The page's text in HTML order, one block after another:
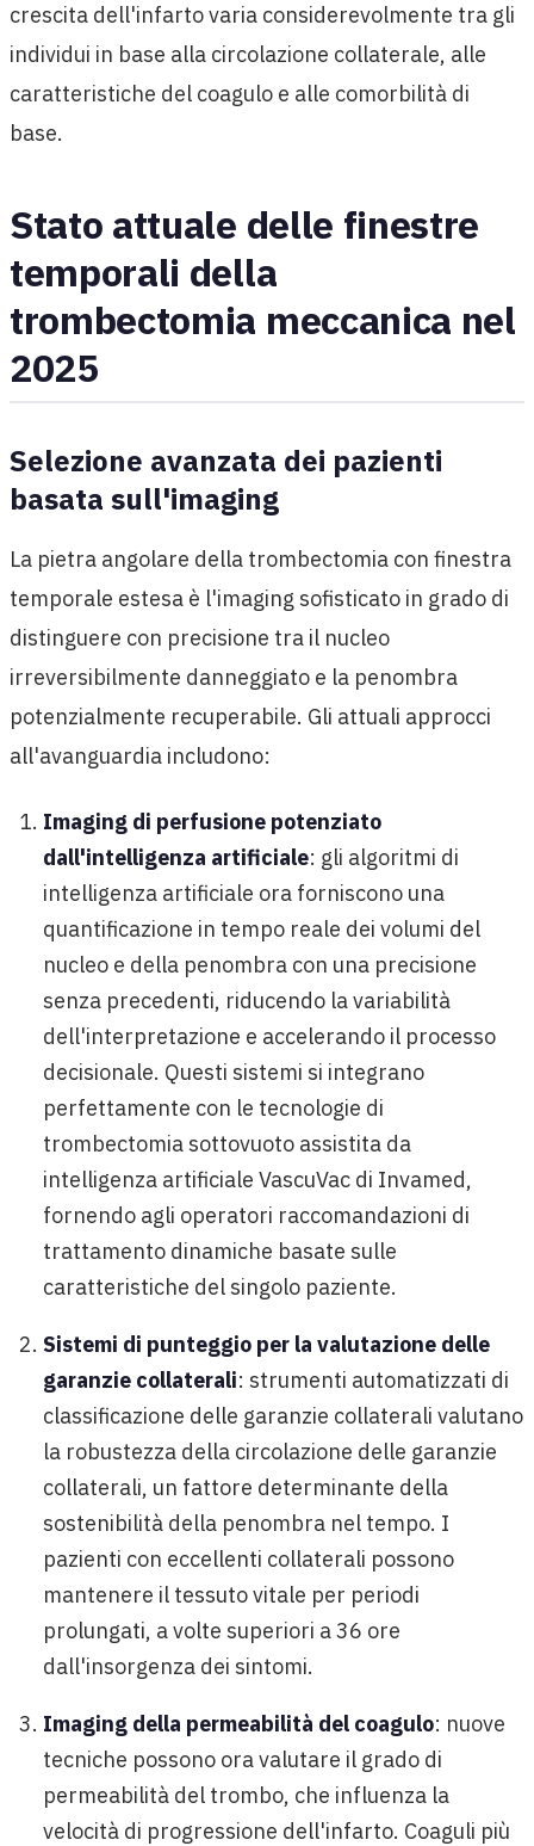
crescita dell'infarto varia considerevolmente tra gli
individui in base alla circolazione collaterale, alle
caratteristiche del coagulo e alle comorbilità di
base.
Stato attuale delle finestre
temporali della
trombectomia meccanica nel
2025
Selezione avanzata dei pazienti
basata sull'imaging
La pietra angolare della trombectomia con finestra
temporale estesa è l'imaging sofisticato in grado di
distinguere con precisione tra il nucleo
irreversibilmente danneggiato e la penombra
potenzialmente recuperabile. Gli attuali approcci
all'avanguardia includono:
Imaging di perfusione potenziato
dall'intelligenza artificiale: gli algoritmi di
intelligenza artificiale ora forniscono una
quantificazione in tempo reale dei volumi del
nucleo e della penombra con una precisione
senza precedenti, riducendo la variabilità
dell'interpretazione e accelerando il processo
decisionale. Questi sistemi si integrano
perfettamente con le tecnologie di
trombectomia sottovuoto assistita da
intelligenza artificiale VascuVac di Invamed,
fornendo agli operatori raccomandazioni di
trattamento dinamiche basate sulle
caratteristiche del singolo paziente.
Sistemi di punteggio per la valutazione delle
garanzie collaterali: strumenti automatizzati di
classificazione delle garanzie collaterali valutano
la robustezza della circolazione delle garanzie
collaterali, un fattore determinante della
sostenibilità della penombra nel tempo. I
pazienti con eccellenti collaterali possono
mantenere il tessuto vitale per periodi
prolungati, a volte superiori a 36 ore
dall'insorgenza dei sintomi.
Imaging della permeabilità del coagulo: nuove
tecniche possono ora valutare il grado di
permeabilità del trombo, che influenza la
velocità di progressione dell'infarto. Coaguli più